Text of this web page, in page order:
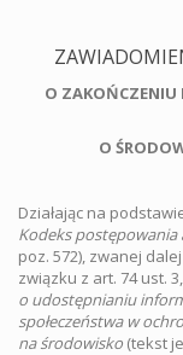
O ZAKOŃCZENIU
O
Działając na
Kodeks
poz. 572), zwanej
związku z art. 74 ust.
o udostępnianiu
społeczeństwa w
na środowisko (tekst